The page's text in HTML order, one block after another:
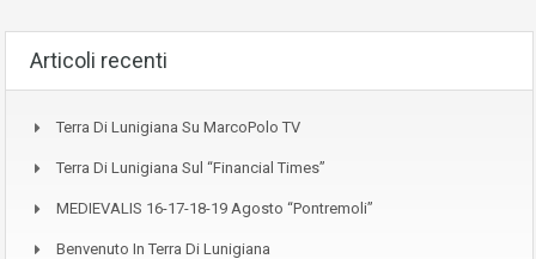
Articoli recenti
Terra Di Lunigiana Su MarcoPolo TV
Terra Di Lunigiana Sul “Financial Times”
MEDIEVALIS 16-17-18-19 Agosto “Pontremoli”
Benvenuto In Terra Di Lunigiana